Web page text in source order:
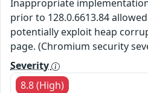
Inappropriate
prior to 128.0.6613.84
potentially exploit heap
page. (Chromium security
Severity
8.8 (High)